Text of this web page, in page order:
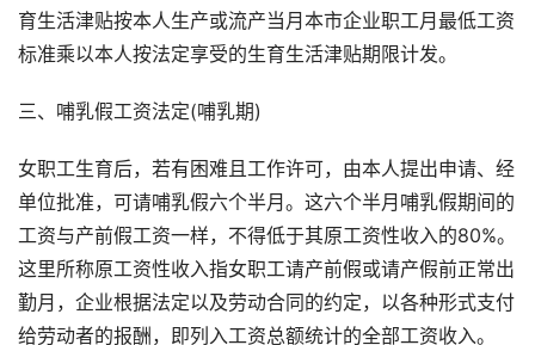
育生活津贴按本人生产或流产当月本市企业职工月最低工资
标准乘以本人按法定享受的生育生活津贴期限计发。
三、哺乳假工资法定(哺乳期)
女职工生育后，若有困难且工作许可，由本人提出申请、经
单位批准，可请哺乳假六个半月。这六个半月哺乳假期间的
工资与产前假工资一样，不得低于其原工资性收入的80%。
这里所称原工资性收入指女职工请产前假或请产假前正常出
勤月，企业根据法定以及劳动合同的约定，以各种形式支付
给劳动者的报酬，即列入工资总额统计的全部工资收入。